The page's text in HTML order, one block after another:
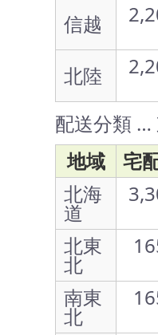
信越
北陸
配送分類 …
地域
宅
北海
道
北東
北
南東
北